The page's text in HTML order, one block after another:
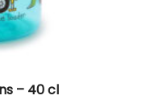
– 40 cl